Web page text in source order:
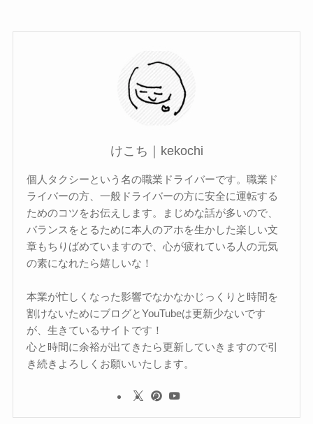
けこち｜kekochi
個人タクシーという名の職業ドライバーです。職業ド
ライバーの方、一般ドライバーの方に安全に運転する
ためのコツをお伝えします。まじめな話が多いので、
バランスをとるために本人のアホを生かした楽しい文
章もちりばめていますので、心が疲れている人の元気
の素になれたら嬉しいな！
本業が忙しくなった影響でなかなかじっくりと時間を
割けないためにブログとYouTubeは更新少ないです
が、生きているサイトです！
心と時間に余裕が出てきたら更新していきますので引
き続きよろしくお願いいたします。